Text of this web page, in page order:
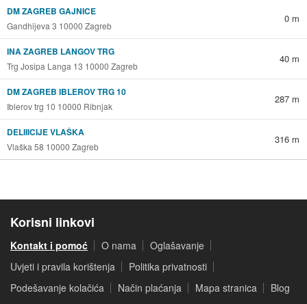
DM ZAGREB GAJNICE
Gandhijeva 3 10000 Zagreb
0 m
INA ZAGREB LANGOV TRG
Trg Josipa Langa 13 10000 Zagreb
40 m
DM ZAGREB IBLEROV TRG 10
Iblerov trg 10 10000 Ribnjak
287 m
DELIIICIJE VLAŠKA
Vlaška 58 10000 Zagreb
316 m
Korisni linkovi
Kontakt i pomoć O nama
Oglašavanje
Uvjeti i pravila korištenja
Politika privatnosti
Podešavanje kolačića
Način plaćanja Mapa stranica Blog